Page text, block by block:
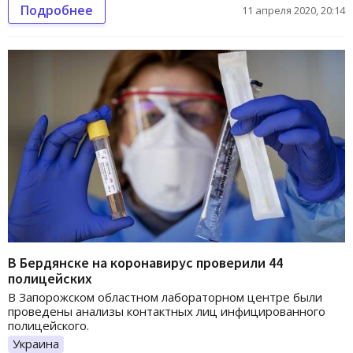
Подробнее 11 апреля 2020, 20:14
В Бердянске на коронавирус проверили 44
полицейских
В Запорожском областном лабораторном центре были
проведены анализы контактных лиц инфицированного
полицейского.
Украина